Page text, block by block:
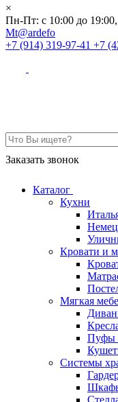
×
Пн-Пт: с 10:00 до
Mt@ardefo
+7 (914) 319-97-41 +7
Заказать звонок
Каталог
Кухни
Кровати и
Мягкая
Пуфы
Системы
О компании